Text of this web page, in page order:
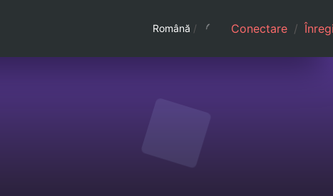
Română / Conectare /